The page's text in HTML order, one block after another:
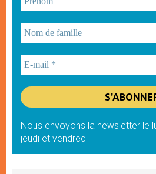
Nous envoyons la newsletter le
jeudi et vendredi